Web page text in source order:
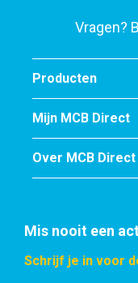
Stuks gewicht in kg
Artikelnummer
2400-0340-115
Omschrijving
Rvs 1.4418 QT 900
mtr
Selecteer
Vragen?
Producten
Mijn MCB Direct
Over MCB Direct
Mis nooit een
Schrijf je in voor